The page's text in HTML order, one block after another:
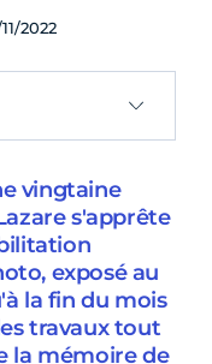
2022
vingtaine
s'apprête
exposé au
la fin du mois
travaux tout
la mémoire de